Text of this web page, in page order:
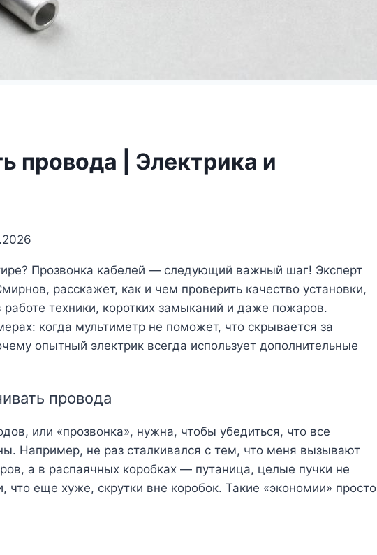
провода | Электрика и
Прозвонка кабелей — следующий важный шаг! Эксперт
расскажет, как и чем проверить качество установки,
техники, коротких замыканий и даже пожаров.
когда мультиметр не поможет, что скрывается за
опытный электрик всегда использует дополнительные
провода
или «прозвонка», нужна, чтобы убедиться, что все
Например, не раз сталкивался с тем, что меня вызывают
а в распаячных коробках — путаница, целые пучки не
что еще хуже, скрутки вне коробок. Такие «экономии» просто